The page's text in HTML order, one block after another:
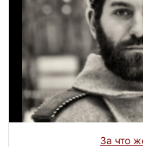
За что